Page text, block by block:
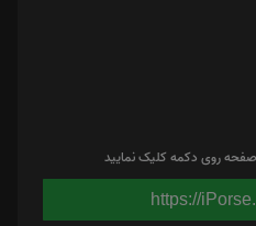
روی دکمه کلیک نمایید
https://